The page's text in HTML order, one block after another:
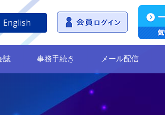
English
誌 事務手続き メール配信